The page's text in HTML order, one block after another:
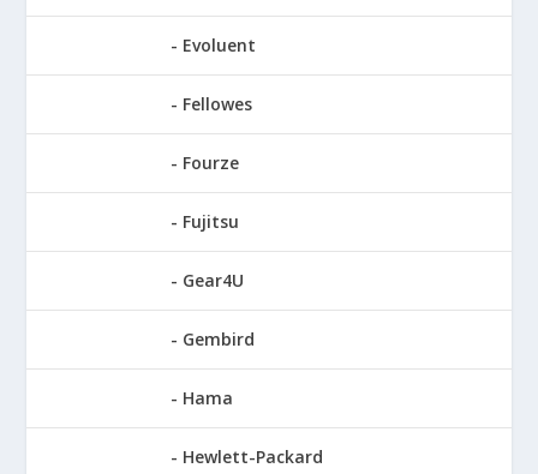
Evoluent
Fellowes
Fourze
Fujitsu
Gear4U
Gembird
Hama
Hewlett-Packard